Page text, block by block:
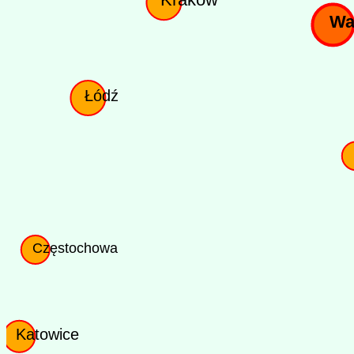
Łódź
Katowice
Częstochowa